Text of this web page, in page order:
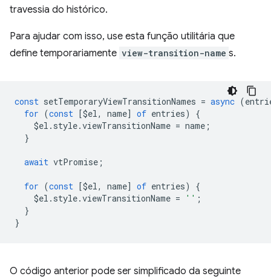
travessia do histórico.
Para ajudar com isso, use esta função utilitária que
define temporariamente view-transition-name s.
const setTemporaryViewTransitionNames = async (
for (const [$el , name] of entries)
{
$el . style.viewTransitionName = name ;
}
await vtPromise ;
for (const [$el , name] of entries)
{
$el . style.viewTransitionName = '' ;
}
}
O código anterior pode ser simplificado da seguinte